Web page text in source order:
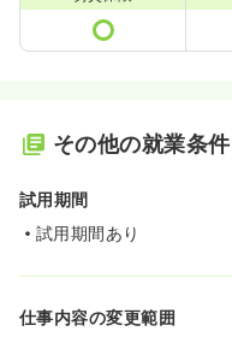
その他の就業条件
試用期間
試用期間あり
仕事内容の変更範囲